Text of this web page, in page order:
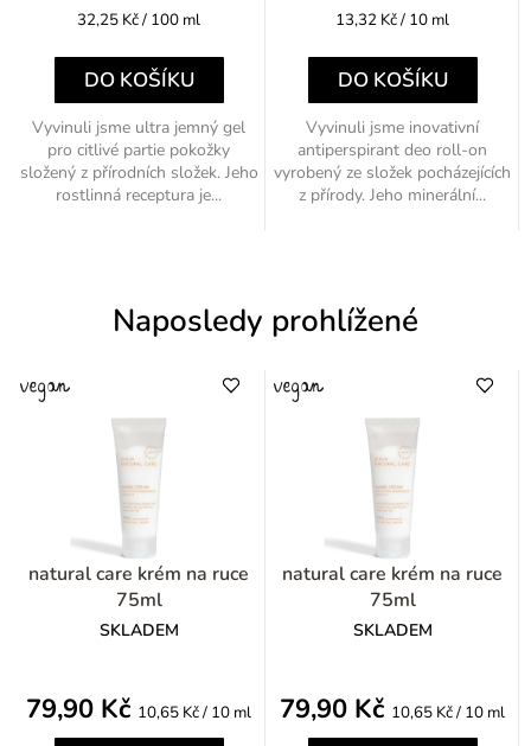
Měrná
32,25 Kč / 100 ml
DO KOŠÍKU
Vyvinuli jsme ultra jemný gel
pro citlivé partie pokožky
složený z přírodních složek. Jeho
rostlinná receptura je...
Měrná
13,32 Kč / 10 ml
DO KOŠÍKU
Vyvinuli jsme inovativní
antiperspirant deo roll-on
vyrobený ze složek pocházejících
z přírody. Jeho minerální...
Naposledy prohlížené
natural care krém na ruce
75ml
SKLADEM
79,90 Kč Měrná
cena:
10,65 Kč / 10 ml
natural care krém na ruce
75ml
SKLADEM
79,90 Kč Měrná
cena:
10,65 Kč / 10 ml